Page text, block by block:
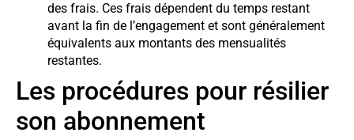
des frais. Ces frais dépendent du temps restant
avant la fin de l’engagement et sont généralement
équivalents aux montants des mensualités
restantes.
Les procédures pour résilier
son abonnement